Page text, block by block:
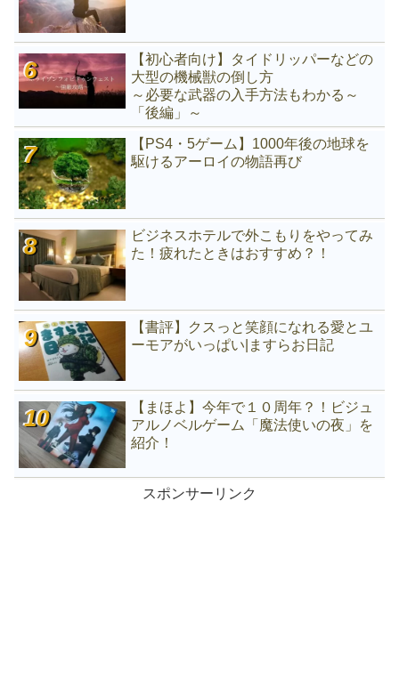
【初心者向け】タイドリッパーなどの
大型の機械獣の倒し方
～必要な武器の入手方法もわかる～
「後編」～
【PS4・5ゲーム】1000年後の地球を
駆けるアーロイの物語再び
ビジネスホテルで外こもりをやってみ
た！疲れたときはおすすめ？！
【書評】クスっと笑顔になれる愛とユ
ーモアがいっぱい|ますらお日記
【まほよ】今年で１０周年？！ビジュ
アルノベルゲーム「魔法使いの夜」を
紹介！
スポンサーリンク